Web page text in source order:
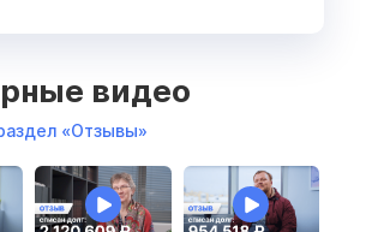
видео
«Отзывы»